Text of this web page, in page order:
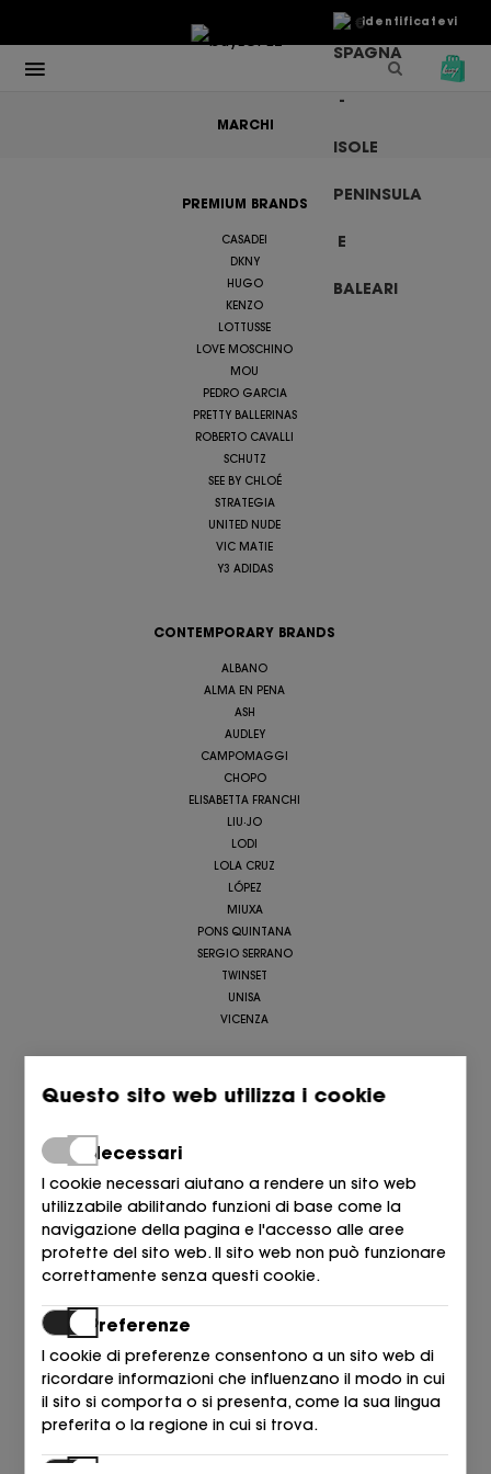
Identificatevi
€
MARCHI
PREMIUM BRANDS
CASADEI
DKNY
HUGO
KENZO
LOTTUSSE
LOVE MOSCHINO
MOU
PEDRO GARCIA
PRETTY BALLERINAS
ROBERTO CAVALLI
SCHUTZ
SEE BY CHLOÉ
STRATEGIA
UNITED NUDE
VIC MATIE
Y3 ADIDAS
CONTEMPORARY BRANDS
ALBANO
ALMA EN PENA
ASH
AUDLEY
CAMPOMAGGI
CHOPO
ELISABETTA FRANCHI
LIU·JO
LODI
LOLA CRUZ
LÓPEZ
MIUXA
PONS QUINTANA
SERGIO SERRANO
TWINSET
UNISA
VICENZA
STREET BRANDS
LACOSTE
NEW BALANCE
VANS
CASUAL BRANDS
BIBI LOU
CAMPER
Questo sito web utilizza i cookie
Necessari
I cookie necessari aiutano a rendere un sito web
utilizzabile abilitando funzioni di base come la
navigazione della pagina e l'accesso alle aree
protette del sito web. Il sito web non può funzionare
correttamente senza questi cookie.
Preferenze
I cookie di preferenze consentono a un sito web di
ricordare informazioni che influenzano il modo in cui
il sito si comporta o si presenta, come la sua lingua
preferita o la regione in cui si trova.